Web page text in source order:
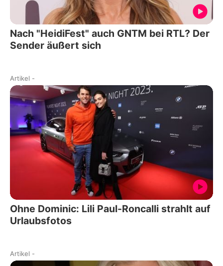
Nach "HeidiFest" auch GNTM bei RTL? Der
Sender äußert sich
Artikel -
Ohne Dominic: Lili Paul-Roncalli strahlt auf
Urlaubsfotos
Artikel -